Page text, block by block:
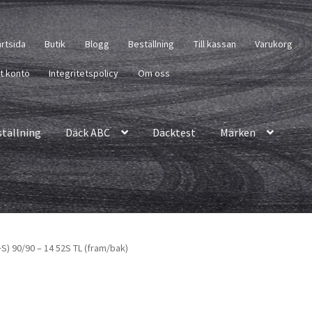
Butik Blogg Beställning Till kassan Varukorg
konto Integritetspolicy Om oss
Däck ABC Däcktest Märken
90/90 – 14 52S TL (fram/bak)